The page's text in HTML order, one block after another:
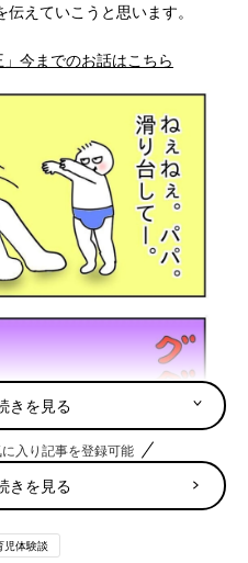
えていこうと思います。
」今までのお話はこちら
きを見る
入り記事を登録可能
きを見る
児体験談